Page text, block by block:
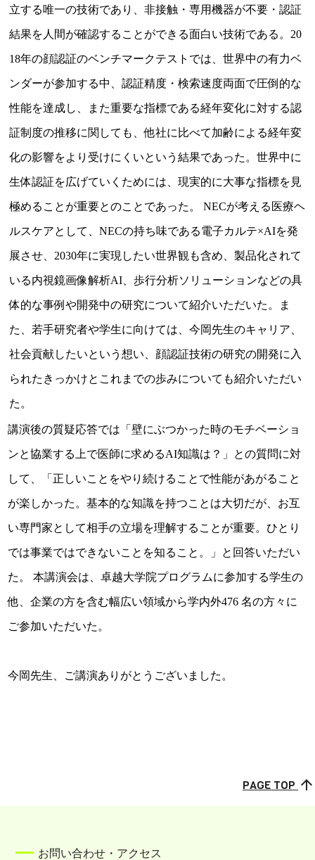
立する唯一の技術であり、非接触・専用機器が不要・認証
結果を人間が確認することができる面白い技術である。20
18年の顔認証のベンチマークテストでは、世界中の有力ベ
ンダーが参加する中、認証精度・検索速度両面で圧倒的な
性能を達成し、また重要な指標である経年変化に対する認
証制度の推移に関しても、他社に比べて加齢による経年変
化の影響をより受けにくいという結果であった。世界中に
生体認証を広げていくためには、現実的に大事な指標を見
極めることが重要とのことであった。 NECが考える医療ヘ
ルスケアとして、NECの持ち味である電子カルテ×AIを発
展させ、2030年に実現したい世界観も含め、製品化されて
いる内視鏡画像解析AI、歩行分析ソリューションなどの具
体的な事例や開発中の研究について紹介いただいた。ま
た、若手研究者や学生に向けては、今岡先生のキャリア、
社会貢献したいという想い、顔認証技術の研究の開発に入
られたきっかけとこれまでの歩みについても紹介いただい
た。
講演後の質疑応答では「壁にぶつかった時のモチベーショ
ンと協業する上で医師に求めるAI知識は？」との質問に対
して、「正しいことをやり続けることで性能があがること
が楽しかった。基本的な知識を持つことは大切だが、お互
い専門家として相手の立場を理解することが重要。ひとり
では事業ではできないことを知ること。」と回答いただい
た。 本講演会は、卓越大学院プログラムに参加する学生の
他、企業の方を含む幅広い領域から学内外476 名の方々に
ご参加いただいた。
今岡先生、ご講演ありがとうございました。
お問い合わせ・アクセス
PAGE TOP arrow_upward